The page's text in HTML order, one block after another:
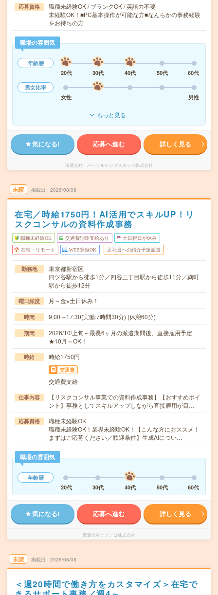
応募資格
職種未経験OK / ブランクOK / 英語力不要
未経験OK！■PC基本操作が可能な方■なんらかの事務経験
をお持ちの方
職場の雰囲気
年齢層
20代
30代 40代 50代
60代
男女比率
女性
男性
もっと見る
気になる! 応募へ進む 詳しく見る
派遣会社 パーソルテンプスタッフ株式会社
未読 掲載日 2026/08/08
在宅／時給1750円！AI活用でスキルUP！リ
スクコンサルの資料作成事務
職種未経験OK 交通費別途支給あり 土日祝日が休み
在宅・リモート WEB登録OK 正社員への紹介予定派遣
勤務地
東京都新宿区
四ツ谷駅から徒歩1分／四谷三丁目駅から徒歩11分／麹町
駅から徒歩12分
曜日頻度 月～金※土日休み！
時間 9:00～17:30(実働:7時間30分) (休憩60分)
期間
2026/10/上旬～最長6ヶ月の派遣期間後、直接雇用予定
★10月～OK！
時給 時給1750円
交通費
交通費支給
仕事内容
【リスクコンサル事業での資料作成事務】【おすすめポイ
ント】事務としてスキルアップしながら直接雇用が目…
応募資格
職種未経験OK
職種未経験OK！業界未経験OK！【こんな方におススメ！
まずはご応募ください／歓迎条件】生成AIについ…
職場の雰囲気
年齢層
20代
30代 40代 50代 60代
気になる! 応募へ進む 詳しく見る
派遣会社 アデコ株式会社
未読 掲載日 2026/08/08
＜週20時間で働き方をカスタマイズ＞在宅で